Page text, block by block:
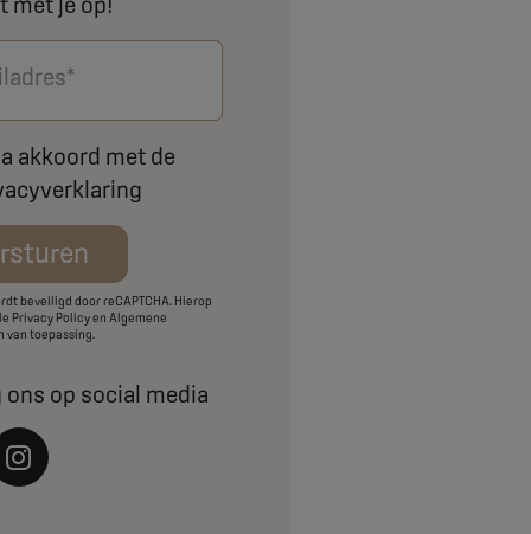
akkoord met de
beveiligd door reCAPTCHA. Hierop
Privacy Policyen Algemene
van toepassing.
ons op social media